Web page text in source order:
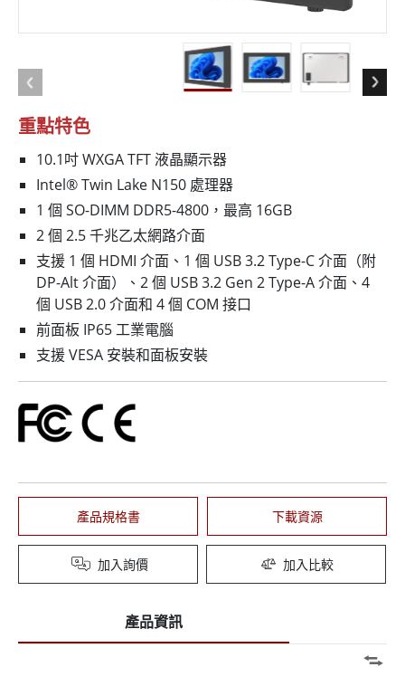
重點特色
10.1吋 WXGA TFT 液晶顯示器
Intel® Twin Lake N150 處理器
1 個 SO-DIMM DDR5-4800，最高 16GB
2 個 2.5 千兆乙太網路介面
支援 1 個 HDMI 介面、1 個 USB 3.2 Type-C 介面（附
DP-Alt 介面）、2 個 USB 3.2 Gen 2 Type-A 介面、4
個 USB 2.0 介面和 4 個 COM 接口
前面板 IP65 工業電腦
支援 VESA 安裝和面板安裝
產品規格書 下載資源
加入詢價 加入比較
產品資訊